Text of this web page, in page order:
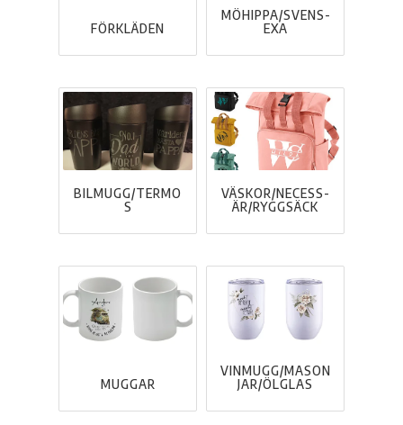
FÖRKLÄDEN
M­Ö­H­I­P­P­A­/­S­V­E­N­S­
E­X­A
BILMUGG/TERMO
S
V­Ä­S­K­O­R­/­N­E­C­E­S­S­
Ä­R­/­R­Y­G­G­S­Ä­C­K
MUGGAR
VINMUGG/MASON
JAR/ÖLGLAS